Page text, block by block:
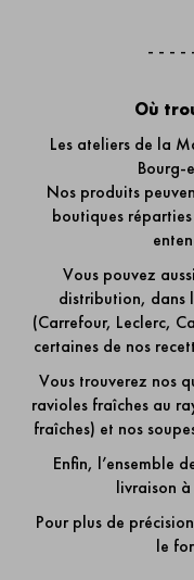
- - - -
Où
Les ateliers de la
Bourg-
Nos produits
boutiquesréparties
Vous pouvez
distribution, dans
(Carrefour, Leclerc,
certaines de nos
Vous trouverez nos
ravioles fraîches au
fraîches) et nos
Enfin, l’ensemble
livraison
Pour plus de
le